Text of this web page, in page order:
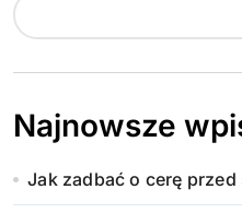
Najnowsze
Jak zadbać o cerę przed